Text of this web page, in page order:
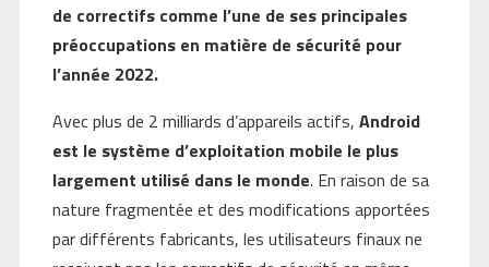
de correctifs comme l’une de ses principales
préoccupations en matière de sécurité pour
l’année 2022.
Avec plus de 2 milliards d’appareils actifs, Android
est le système d’exploitation mobile le plus
largement utilisé dans le monde. En raison de sa
nature fragmentée et des modifications apportées
par différents fabricants, les utilisateurs finaux ne